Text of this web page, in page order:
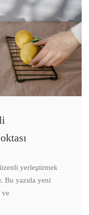
yerleştirmek
Bu yazıda yeni
ve